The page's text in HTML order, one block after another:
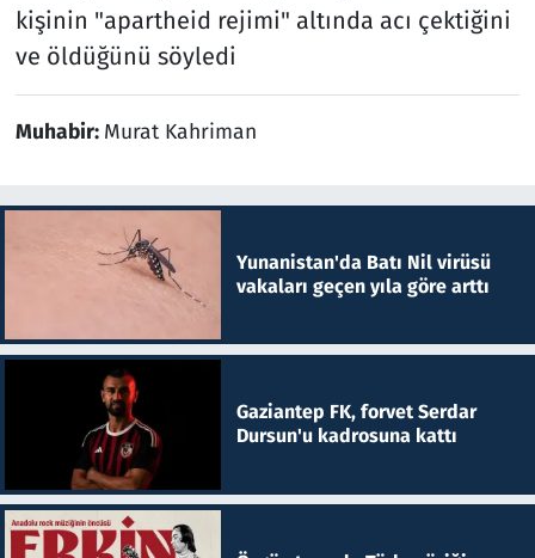
kişinin "apartheid rejimi" altında acı çektiğini
ve öldüğünü söyledi
Muhabir: Murat Kahriman
Yunanistan'da Batı Nil virüsü
vakaları geçen yıla göre arttı
Gaziantep FK, forvet Serdar
Dursun'u kadrosuna kattı